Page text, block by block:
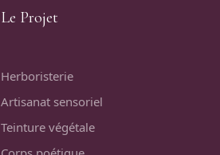
Le Projet
Herboristerie
Artisanat sensoriel
Teinture végétale